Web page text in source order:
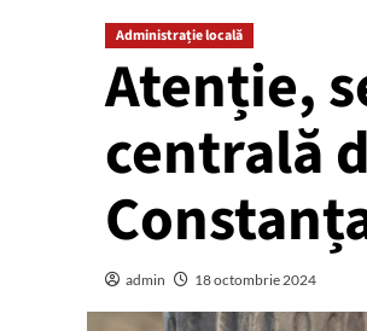
Administrație locală
Atenție,
centrală
admin 18 octombrie 2024